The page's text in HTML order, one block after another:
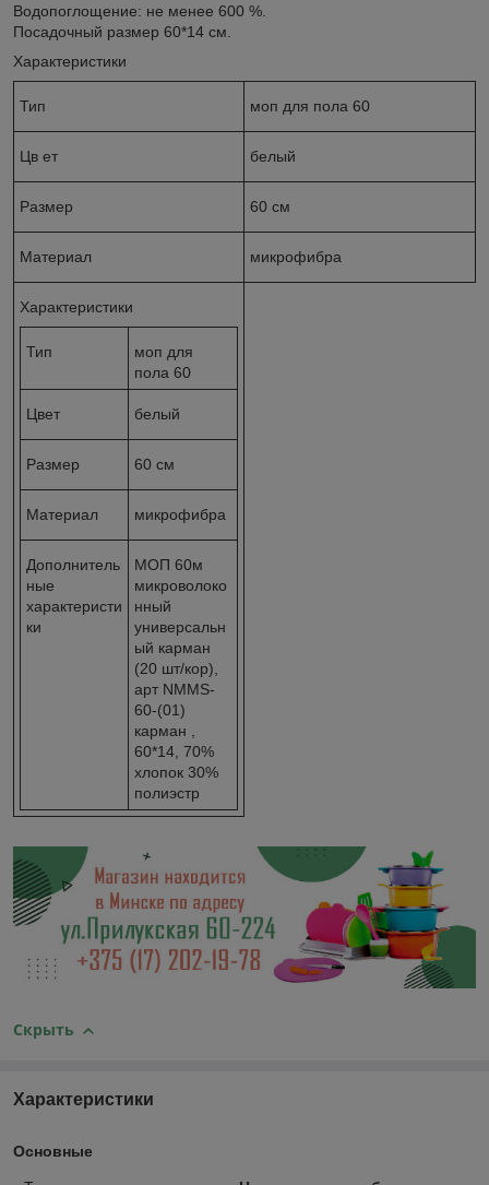
Водопоглощение: не менее 600 %.
Посадочный размер 60*14 см.
Характеристики
Тип моп для пола 60
Цв ет белый
Размер 60 см
Материал микрофибра
Характеристики
Тип
моп для
пола 60
Цвет белый
Размер 60 см
Материал микрофибра
Дополнитель
ные
характеристи
ки
МОП 60м
микроволоко
нный
универсальн
ый карман
(20 шт/кор),
арт NMMS-
60-(01)
карман ,
60*14, 70%
хлопок 30%
полиэстр
Скрыть
Характеристики
Основные